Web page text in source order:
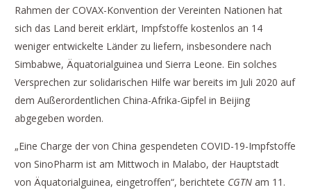
Rahmen der COVAX-Konvention der Vereinten Nationen hat
sich das Land bereit erklärt, Impfstoffe kostenlos an 14
weniger entwickelte Länder zu liefern, insbesondere nach
Simbabwe, Äquatorialguinea und Sierra Leone. Ein solches
Versprechen zur solidarischen Hilfe war bereits im Juli 2020 auf
dem Außerordentlichen China-Afrika-Gipfel in Beijing
abgegeben worden.
„Eine Charge der von China gespendeten COVID-19-Impfstoffe
von SinoPharm ist am Mittwoch in Malabo, der Hauptstadt
von Äquatorialguinea, eingetroffen“, berichtete CGTNam 11.